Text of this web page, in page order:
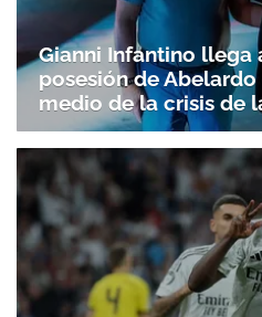
Gianni Infantino llega
posesión de
medio de la crisis de